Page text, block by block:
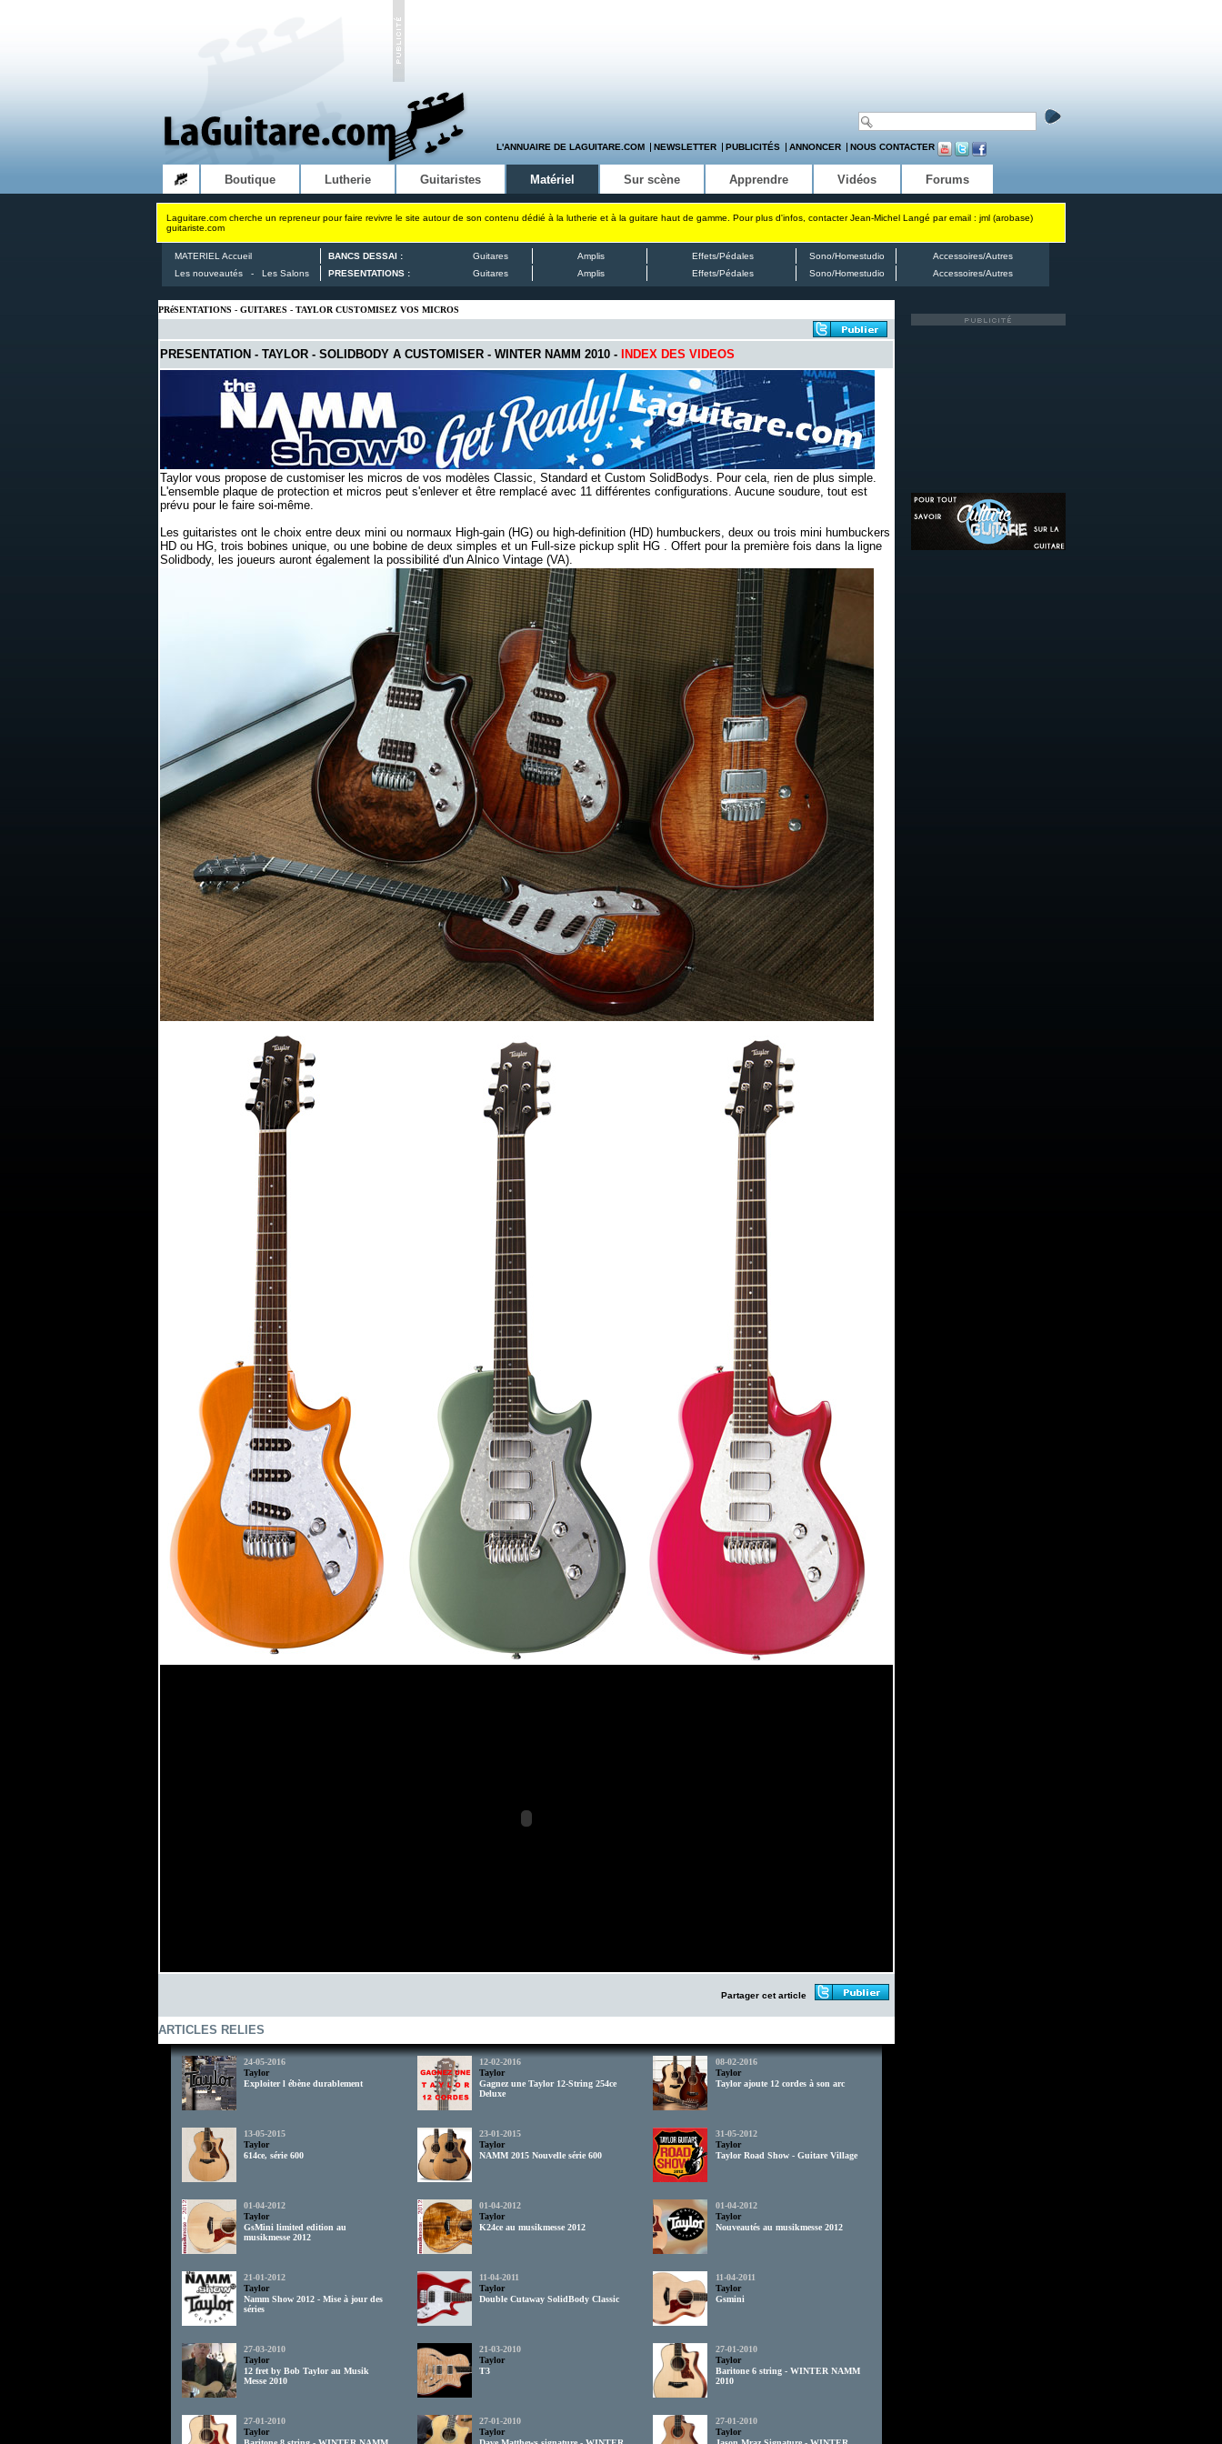
L'ANNUAIRE DE LAGUITARE.COM NEWSLETTER PUBLICITÉS ANNONCER NOUS CONTACTER
Boutique Lutherie Guitaristes Matériel Sur scène Apprendre Vidéos Forums
Laguitare.com cherche un repreneur pour faire revivre le site autour de son contenu dédié à la lutherie et à la guitare haut de gamme. Pour plus d'infos, contacter Jean-Michel Langé par email : jml (arobase)
guitariste.com
MATERIEL Accueil BANCS DESSAI : Guitares Amplis Effets/Pédales Sono/Homestudio
Accessoires/Autres
Les nouveautés
- Les Salons PRESENTATIONS : Guitares Amplis Effets/Pédales Sono/Homestudio Accessoires/Autres
PRéSENTATIONS - GUITARES - TAYLOR CUSTOMISEZ VOS MICROS
PRESENTATION - TAYLOR - SOLIDBODY A CUSTOMISER - WINTER NAMM 2010 - INDEX DES VIDEOS
Taylor vous propose de customiser les micros de vos modèles Classic, Standard et Custom SolidBodys. Pour cela, rien de plus simple.
L'ensemble plaque de protection et micros peut s'enlever et être remplacé avec 11 différentes configurations. Aucune soudure, tout est
prévu pour le faire soi-même.
Les guitaristes ont le choix entre deux mini ou normaux High-gain (HG) ou high-definition (HD) humbuckers, deux ou trois mini humbuckers
HD ou HG, trois bobines unique, ou une bobine de deux simples et un Full-size pickup split HG . Offert pour la première fois dans la ligne
Solidbody, les joueurs auront également la possibilité d'un Alnico Vintage (VA).
Partager cet article
ARTICLES RELIES
24-05-2016
Taylor
Exploiter l ébène durablement
12-02-2016
Taylor
Gagnez une Taylor 12-String 254ce
Deluxe
08-02-2016
Taylor
Taylor ajoute 12 cordes à son arc
13-05-2015
Taylor
614ce, série 600
23-01-2015
Taylor
NAMM 2015 Nouvelle série 600
31-05-2012
Taylor
Taylor Road Show - Guitare Village
01-04-2012
Taylor
GsMini limited edition au
musikmesse 2012
01-04-2012
Taylor
K24ce au musikmesse 2012
01-04-2012
Taylor
Nouveautés au musikmesse 2012
21-01-2012
Taylor
Namm Show 2012 - Mise à jour des
séries
11-04-2011
Taylor
Double Cutaway SolidBody Classic
11-04-2011
Taylor
Gsmini
27-03-2010
Taylor
12 fret by Bob Taylor au Musik
Messe 2010
21-03-2010
Taylor
T3
27-01-2010
Taylor
Baritone 6 string - WINTER NAMM
2010
27-01-2010
Taylor
27-01-2010
Taylor
27-01-2010
Taylor